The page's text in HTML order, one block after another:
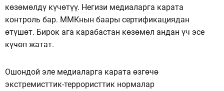
көзөмөлдү күчөтүү. Негизи медиаларга карата
контроль бар. ММКнын баары сертификациядан
өтүшөт. Бирок ага карабастан көзөмөл андан үч эсе
күчөп жатат.
Ошондой эле медиаларга карата өзгөчө
экстремисттик-террористтик нормалар